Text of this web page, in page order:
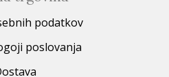
podatkov
poslovanja